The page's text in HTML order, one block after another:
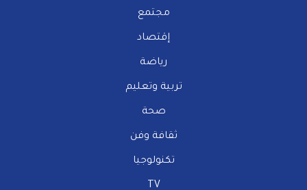
مجتمع
إقتصاد
رياضة
تربية وتعليم
صحة
ثقافة وفن
تكنولوجيا
TV